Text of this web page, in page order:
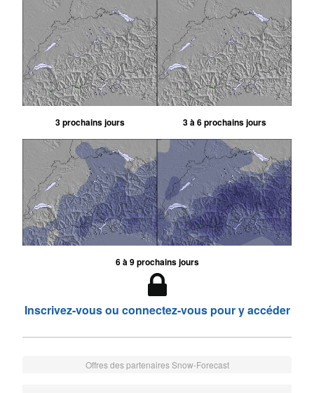
3 prochains jours 3 à 6 prochains jours
6 à 9 prochains jours
Inscrivez-vous ou connectez-vous pour y accéder
Offres des partenaires Snow-Forecast